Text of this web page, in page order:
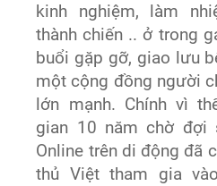
kinh nghiệm, làm
thành chiến .. ở trong
buổi gặp gỡ, giao lưu
một cộng đồng người
lớn mạnh. Chính vì
gian 10 năm chờ đợi
Online trên di động đã
thủ Việt tham gia